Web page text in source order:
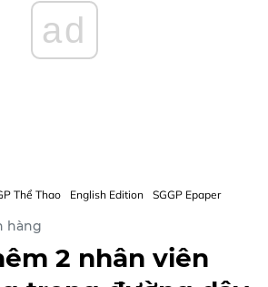
ad
Thể Thao English Edition SGGP Epaper
hàng
2 nhân viên